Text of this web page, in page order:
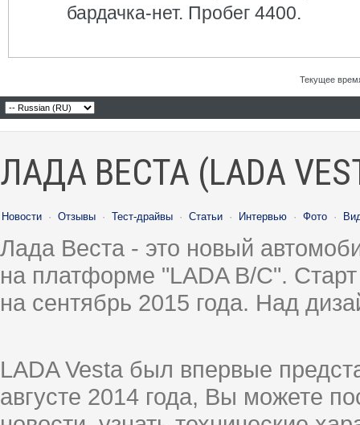
бардачка-нет. Пробег 4400.
Текущее
ЛАДА ВЕСТА (LADA
Новости · Отзывы · Тест-драйвы · Статьи · Интервью · Фото ·
Лада Веста - это новый
на платформе "LADA B/C".
на сентябрь 2015 года. Над
LADA Vesta был впервые
августе 2014 года, Вы можете